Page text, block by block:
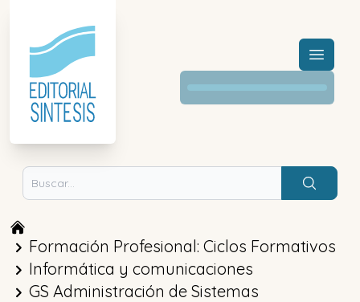
Menú
Buscar
Formación Profesional: Ciclos Formativos
Informática y comunicaciones
GS Administración de Sistemas